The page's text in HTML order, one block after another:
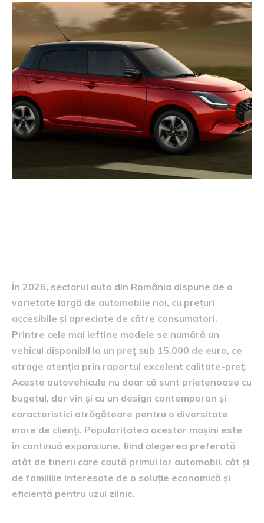
În 2026, sectorul auto din România dispune de o
varietate largă de automobile noi, cu prețuri
accesibile și apreciate de către consumatori.
Printre cele mai ieftine modele se numără un
vehicul disponibil la un preț sub 15.000 de euro, ce
atrage atenția prin raportul excelent calitate-preț.
Aceste autovehicule nu doar că sunt prietenoase cu
bugetul, dar vin și cu un design contemporan și
caracteristici atrăgătoare pentru o diversitate
mare de clienți. Popularitatea acestor mașini este
în continuă expansiune, fiind alegerea preferată
atât de tinerii care caută primul lor automobil, cât și
de familiile interesate de o soluție economică și
eficientă pentru uzul zilnic.